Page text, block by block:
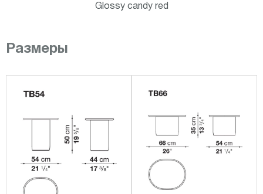
Glossy candy red
Размеры